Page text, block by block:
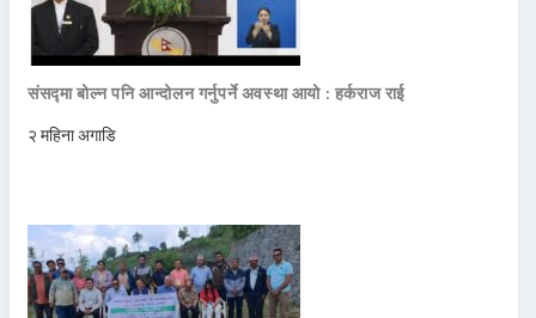
संसद्मा बोल्न पनि आन्दोलन गर्नुपर्ने अवस्था आयो : हर्कराज राई
२ महिना अगाडि